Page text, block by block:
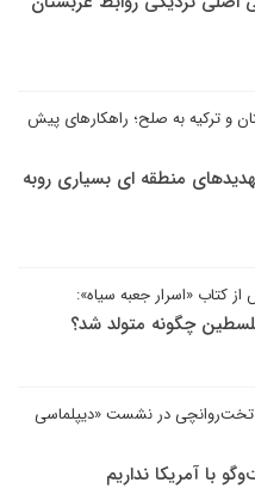
و ترکیه به صلح؛ راهکارهای پیش
منطقه ای بسیاری روبه
کتاب «اسرار جعبه سیاه»:
چگونه متولد شد؟
تخت‌روانچی در نشست «دیپلماسی
با آمریکا نداریم